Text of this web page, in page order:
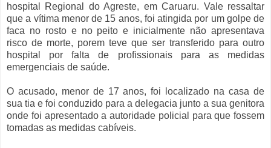
hospital Regional do Agreste, em Caruaru. Vale ressaltar
que a vítima menor de 15 anos, foi atingida por um golpe de
faca no rosto e no peito e inicialmente não apresentava
risco de morte, porem teve que ser transferido para outro
hospital por falta de profissionais para as medidas
emergenciais de saúde.
O acusado, menor de 17 anos, foi localizado na casa de
sua tia e foi conduzido para a delegacia junto a sua genitora
onde foi apresentado a autoridade policial para que fossem
tomadas as medidas cabíveis.